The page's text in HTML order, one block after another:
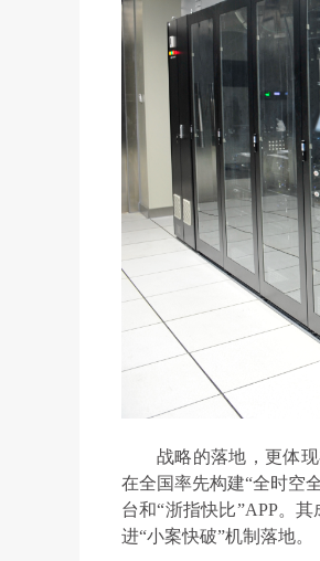
战略的落地，更体
在全国率先构建“全时空
台和“浙指快比”APP。
进“小案快破”机制落地。